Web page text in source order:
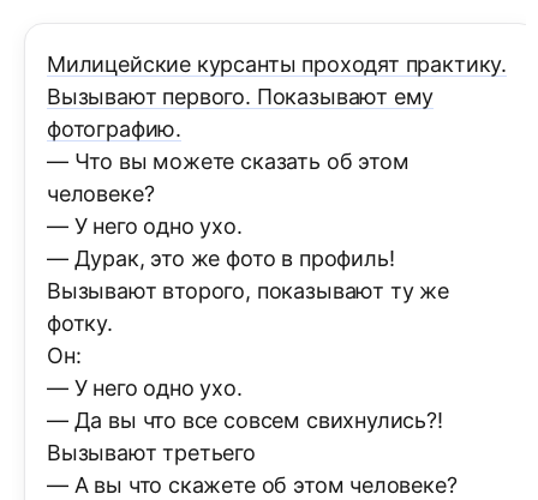
Милицейские курсанты проходят практику.
Вызывают первого. Показывают ему
фотографию.
— Что вы можете сказать об этом
человеке?
— У него одно ухо.
— Дурак, это же фото в профиль!
Вызывают второго, показывают ту же
фотку.
Он:
— У него одно ухо.
— Да вы что все совсем свихнулись?!
Вызывают третьего
— А вы что скажете об этом человеке?